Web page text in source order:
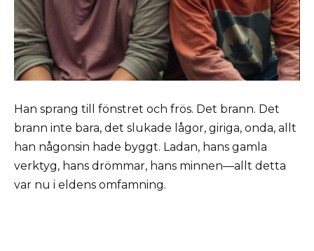
Han sprang till fönstret och frös. Det brann. Det
brann inte bara, det slukade lågor, giriga, onda, allt
han någonsin hade byggt. Ladan, hans gamla
verktyg, hans drömmar, hans minnen—allt detta
var nu i eldens omfamning.